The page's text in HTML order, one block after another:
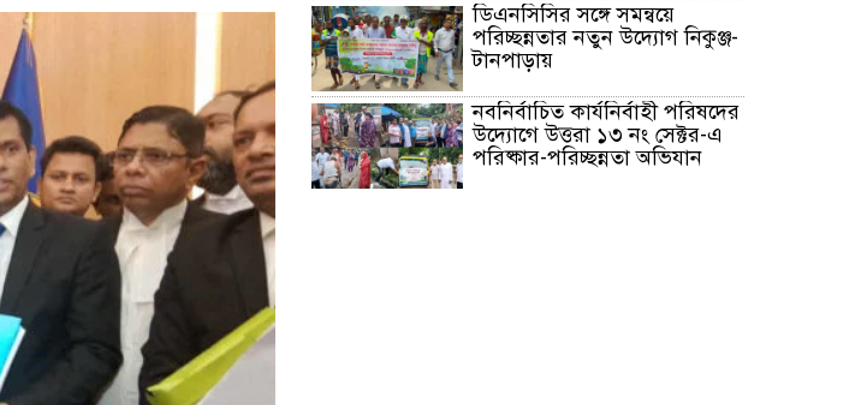
ডিএনসিসির সঙ্গে সমন্বয়ে
পরিচ্ছন্নতার নতুন উদ্যোগ নিকুঞ্জ-
টানপাড়ায়
নবনির্বাচিত কার্যনির্বাহী পরিষদের
উদ্যোগে উত্তরা ১৩ নং সেক্টর-এ
পরিষ্কার-পরিচ্ছন্নতা অভিযান